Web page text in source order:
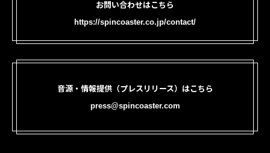
お問い合わせはこちら
https://spincoaster.co.jp/contact/
音源・情報提供（プレスリリース）はこちら
press@spincoaster.com